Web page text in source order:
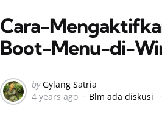
Cara-
Boot-Menu-di-
Posted
by
by Gylang Satria
4 years ago
Blm ada diskusi